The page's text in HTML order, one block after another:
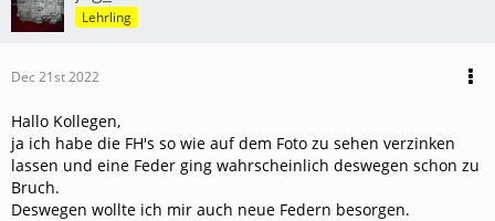
Lehrling
Dec 21st 2022
Hallo Kollegen,
ja ich habe die FH's so wie auf dem Foto zu sehen verzinken
lassen und eine Feder ging wahrscheinlich deswegen schon zu
Bruch.
Deswegen wollte ich mir auch neue Federn besorgen.